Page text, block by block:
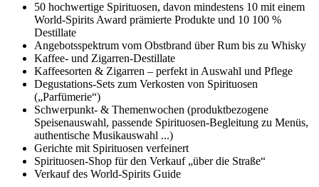
50 hochwertige Spirituosen, davon mindestens 10 mit einem
World-Spirits Award prämierte Produkte und 10 100 %
Destillate
Angebotsspektrum vom Obstbrand über Rum bis zu Whisky
Kaffee- und Zigarren-Destillate
Kaffeesorten & Zigarren – perfekt in Auswahl und Pflege
Degustations-Sets zum Verkosten von Spirituosen
(„Parfümerie“)
Schwerpunkt- & Themenwochen (produktbezogene
Speisenauswahl, passende Spirituosen-Begleitung zu Menüs,
authentische Musikauswahl ...)
Gerichte mit Spirituosen verfeinert
Spirituosen-Shop für den Verkauf „über die Straße“
Verkauf des World-Spirits Guide